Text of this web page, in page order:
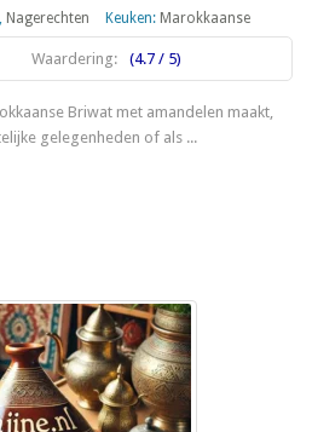
Nagerechten Keuken: Marokkaanse
Waardering: (4.7 / 5)
Briwat met amandelen maakt,
gelegenheden of als ...